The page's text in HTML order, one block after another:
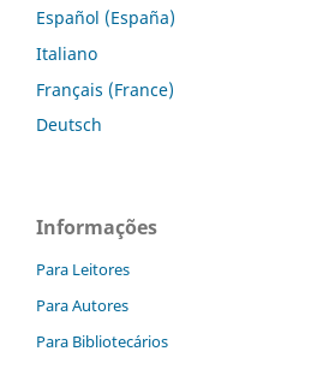
Español (España)
Italiano
Français (France)
Deutsch
Informações
Para Leitores
Para Autores
Para Bibliotecários